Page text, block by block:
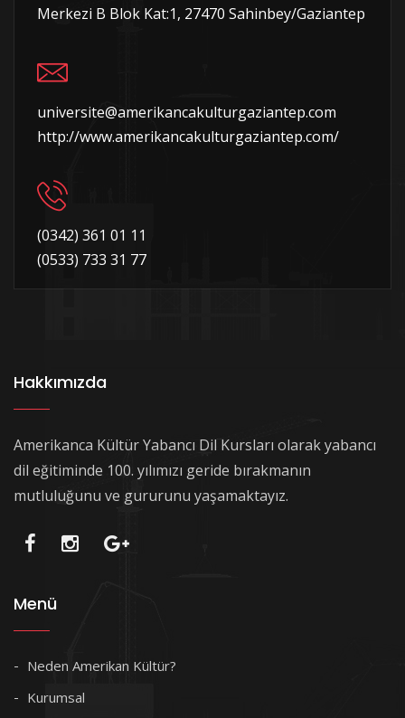
Merkezi B Blok Kat:1, 27470 Sahinbey/Gaziantep
universite@amerikancakulturgaziantep.com
http://www.amerikancakulturgaziantep.com/
(0342) 361 01 11
(0533) 733 31 77
Hakkımızda
Amerikanca Kültür Yabancı Dil Kursları olarak yabancı
dil eğitiminde 100. yılımızı geride bırakmanın
mutluluğunu ve gururunu yaşamaktayız.
Menü
Neden Amerikan Kültür?
Kurumsal